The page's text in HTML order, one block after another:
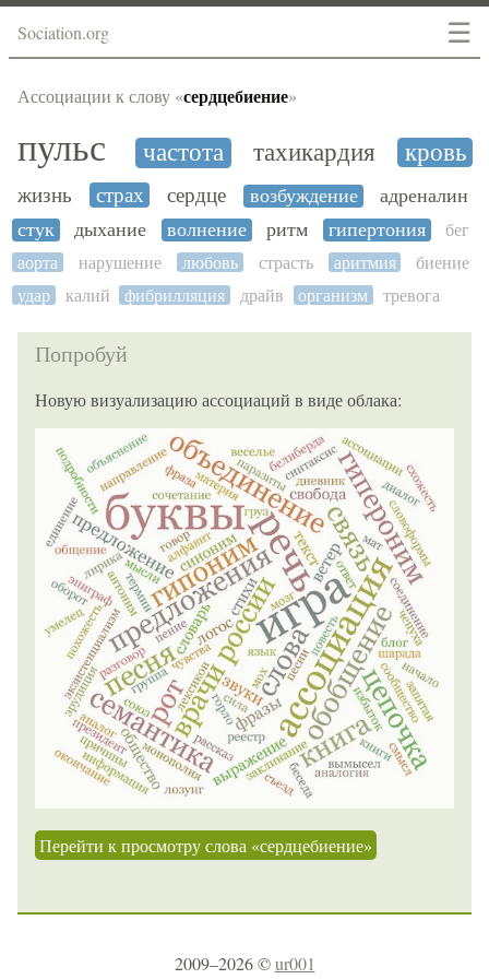
☰
Sociation.org
Ассоциации к слову «сердцебиение»
пульс частота тахикардия кровь
жизнь страх сердце возбуждение
адреналин
стук
дыхание волнение ритм гипертония
бег
аорта
нарушение любовь страсть аритмия
биение
удар
калий фибрилляция драйв организм тревога
Попробуй
Новую визуализацию ассоциаций в виде облака:
Перейти к просмотру слова «сердцебиение»
2009–2026 ©ur001